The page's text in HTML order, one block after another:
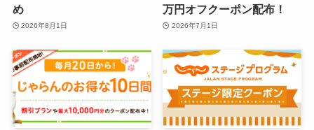
め
2026年8月1日
万円オフクーポン配布！
2026年7月1日